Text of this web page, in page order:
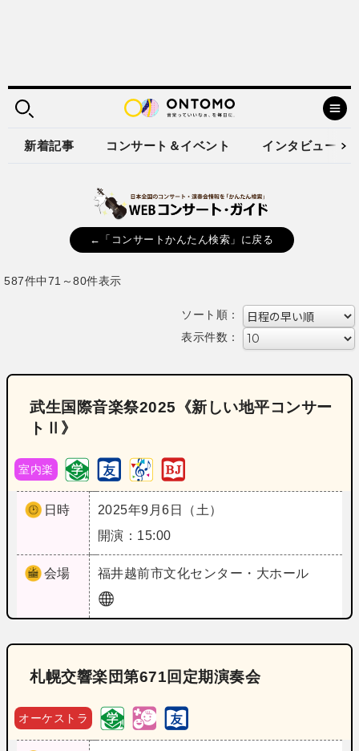
新着記事 コンサート＆イベント インタビュー
←「コンサートかんたん検索」に戻る
587件中71～80件表示
ソート順：
表示件数：
武生国際音楽祭2025《新しい地平コンサー
トⅡ》
室内楽
日時
2025年9月6日（土）
開演：15:00
会場 福井越前市文化センター・大ホール
札幌交響楽団第671回定期演奏会
オーケストラ